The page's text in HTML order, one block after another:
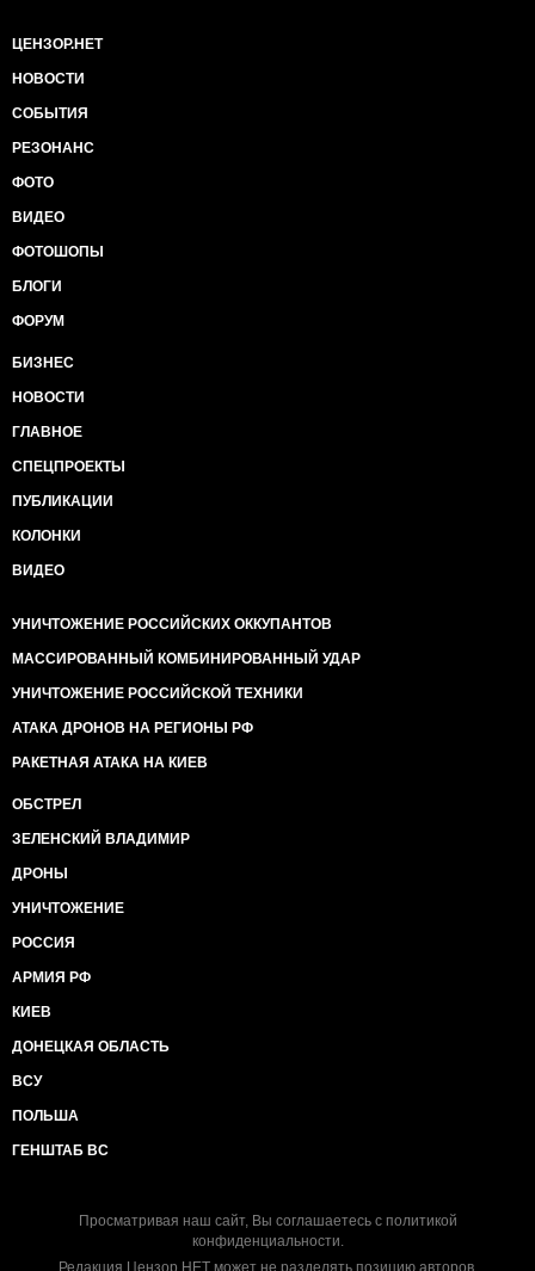
ЦЕНЗОР.НЕТ
НОВОСТИ
СОБЫТИЯ
РЕЗОНАНС
ФОТО
ВИДЕО
ФОТОШОПЫ
БЛОГИ
ФОРУМ
БИЗНЕС
НОВОСТИ
ГЛАВНОЕ
СПЕЦПРОЕКТЫ
ПУБЛИКАЦИИ
КОЛОНКИ
ВИДЕО
УНИЧТОЖЕНИЕ РОССИЙСКИХ ОККУПАНТОВ
МАССИРОВАННЫЙ КОМБИНИРОВАННЫЙ УДАР
УНИЧТОЖЕНИЕ РОССИЙСКОЙ ТЕХНИКИ
АТАКА ДРОНОВ НА РЕГИОНЫ РФ
РАКЕТНАЯ АТАКА НА КИЕВ
ОБСТРЕЛ
ЗЕЛЕНСКИЙ ВЛАДИМИР
ДРОНЫ
УНИЧТОЖЕНИЕ
РОССИЯ
АРМИЯ РФ
КИЕВ
ДОНЕЦКАЯ ОБЛАСТЬ
ВСУ
ПОЛЬША
ГЕНШТАБ ВС
Просматривая наш сайт, Вы соглашаетесь с политикой
конфиденциальности.
Редакция Цензор.НЕТ может не разделять позицию авторов.